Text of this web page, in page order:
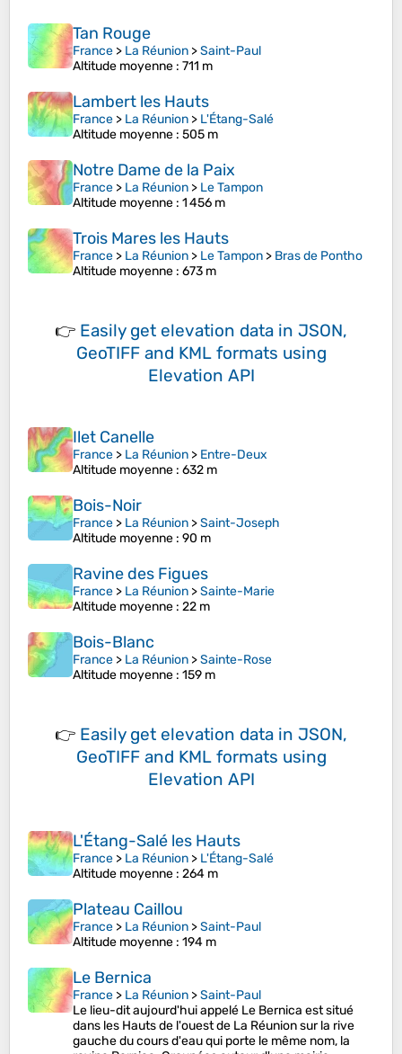
Tan Rouge
France > La Réunion >Saint-Paul
Altitude moyenne : 711 m
Lambert les Hauts
France > La Réunion > L'Étang-Salé
Altitude moyenne : 505 m
Notre Dame de la Paix
France > La Réunion > Le Tampon
Altitude moyenne : 1 456 m
Trois Mares les Hauts
France > La Réunion > Le Tampon > Bras de Pontho
Altitude moyenne : 673 m
👉 Easily get elevation data in JSON,
GeoTIFF and KML formats using
Elevation API
Ilet Canelle
France > La Réunion > Entre-Deux
Altitude moyenne : 632 m
Bois-Noir
France > La Réunion >Saint-Joseph
Altitude moyenne : 90 m
Ravine des Figues
France > La Réunion >Sainte-Marie
Altitude moyenne : 22 m
Bois-Blanc
France > La Réunion >Sainte-Rose
Altitude moyenne : 159 m
👉 Easily get elevation data in JSON,
GeoTIFF and KML formats using
Elevation API
L'Étang-Salé les Hauts
France > La Réunion > L'Étang-Salé
Altitude moyenne : 264 m
Plateau Caillou
France > La Réunion >Saint-Paul
Altitude moyenne : 194 m
Le Bernica
France > La Réunion >Saint-Paul
Le lieu-dit aujourd'hui appelé Le Bernica est situé
dans les Hauts de l'ouest de La Réunion sur la rive
gauche du cours d'eau qui porte le même nom, la